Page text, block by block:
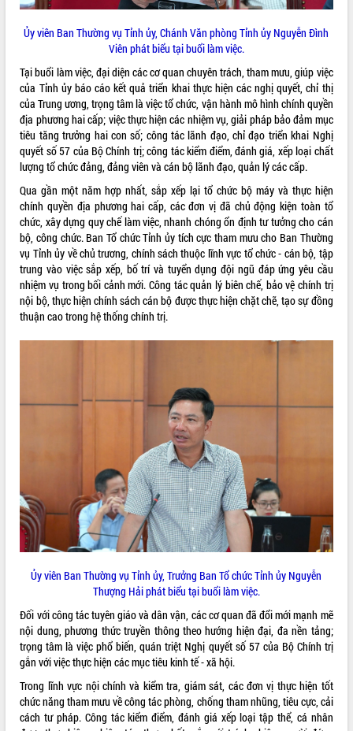
LIÊN KẾT WEB
THỐNG KÊ TRUY CẬP
Hôm nay:
3414
Tất cả: 66089082
Ủy viên Ban Thường vụ Tỉnh ủy, Chánh Văn phòng Tỉnh ủy Nguyễn Đình
Viên phát biểu tại buổi làm việc.
Tại buổi làm việc, đại diện các cơ quan chuyên trách, tham mưu, giúp việc
của Tỉnh ủy báo cáo kết quả triển khai thực hiện các nghị quyết, chỉ thị
của Trung ương, trọng tâm là việc tổ chức, vận hành mô hình chính quyền
địa phương hai cấp; việc thực hiện các nhiệm vụ, giải pháp bảo đảm mục
tiêu tăng trưởng hai con số; công tác lãnh đạo, chỉ đạo triển khai Nghị
quyết số 57 của Bộ Chính trị; công tác kiểm điểm, đánh giá, xếp loại chất
lượng tổ chức đảng, đảng viên và cán bộ lãnh đạo, quản lý các cấp.
Qua gần một năm hợp nhất, sắp xếp lại tổ chức bộ máy và thực hiện
chính quyền địa phương hai cấp, các đơn vị đã chủ động kiện toàn tổ
chức, xây dựng quy chế làm việc, nhanh chóng ổn định tư tưởng cho cán
bộ, công chức. Ban Tổ chức Tỉnh ủy tích cực tham mưu cho Ban Thường
vụ Tỉnh ủy về chủ trương, chính sách thuộc lĩnh vực tổ chức - cán bộ, tập
trung vào việc sắp xếp, bố trí và tuyển dụng đội ngũ đáp ứng yêu cầu
nhiệm vụ trong bối cảnh mới. Công tác quản lý biên chế, bảo vệ chính trị
nội bộ, thực hiện chính sách cán bộ được thực hiện chặt chẽ, tạo sự đồng
thuận cao trong hệ thống chính trị.
Ủy viên Ban Thường vụ Tỉnh ủy, Trưởng Ban Tổ chức Tỉnh ủy Nguyễn
Thượng Hải phát biểu tại buổi làm việc.
Đối với công tác tuyên giáo và dân vận, các cơ quan đã đổi mới mạnh mẽ
nội dung, phương thức truyền thông theo hướng hiện đại, đa nền tảng;
trọng tâm là việc phổ biến, quán triệt Nghị quyết số 57 của Bộ Chính trị
gắn với việc thực hiện các mục tiêu kinh tế - xã hội.
Trong lĩnh vực nội chính và kiểm tra, giám sát, các đơn vị thực hiện tốt
chức năng tham mưu về công tác phòng, chống tham nhũng, tiêu cực, cải
cách tư pháp. Công tác kiểm điểm, đánh giá xếp loại tập thể, cá nhân